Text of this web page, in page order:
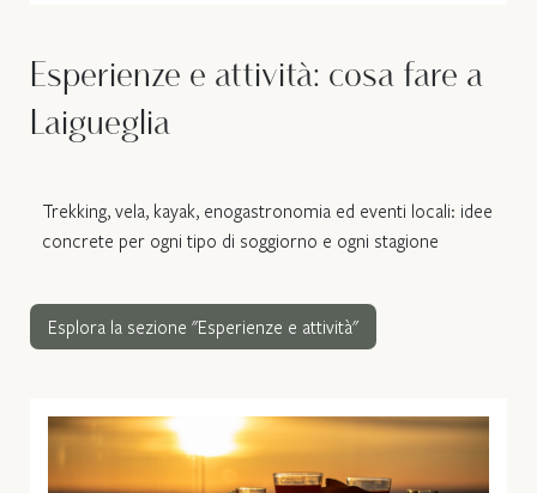
Esperienze e attività: cosa fare a
Laigueglia
Trekking, vela, kayak, enogastronomia ed eventi locali: idee
concrete per ogni tipo di soggiorno e ogni stagione
Esplora la sezione "Esperienze e attività"